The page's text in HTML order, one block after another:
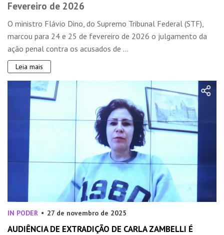
Fevereiro de 2026
O ministro Flávio Dino, do Supremo Tribunal Federal (STF),
marcou para 24 e 25 de fevereiro de 2026 o julgamento da
ação penal contra os acusados de ...
Leia mais
IN PODER 27 de novembro de 2025
AUDIÊNCIA DE EXTRADIÇÃO DE CARLA ZAMBELLI É